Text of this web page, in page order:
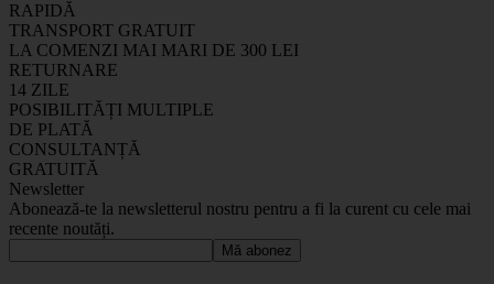
RAPIDĂ
TRANSPORT GRATUIT
LA COMENZI MAI MARI DE 300 LEI
RETURNARE
14 ZILE
POSIBILITĂȚI MULTIPLE
DE PLATĂ
CONSULTANȚĂ
GRATUITĂ
Newsletter
Abonează-te la newsletterul nostru pentru a fi la curent cu cele mai
recente noutăți.
Mă abonez